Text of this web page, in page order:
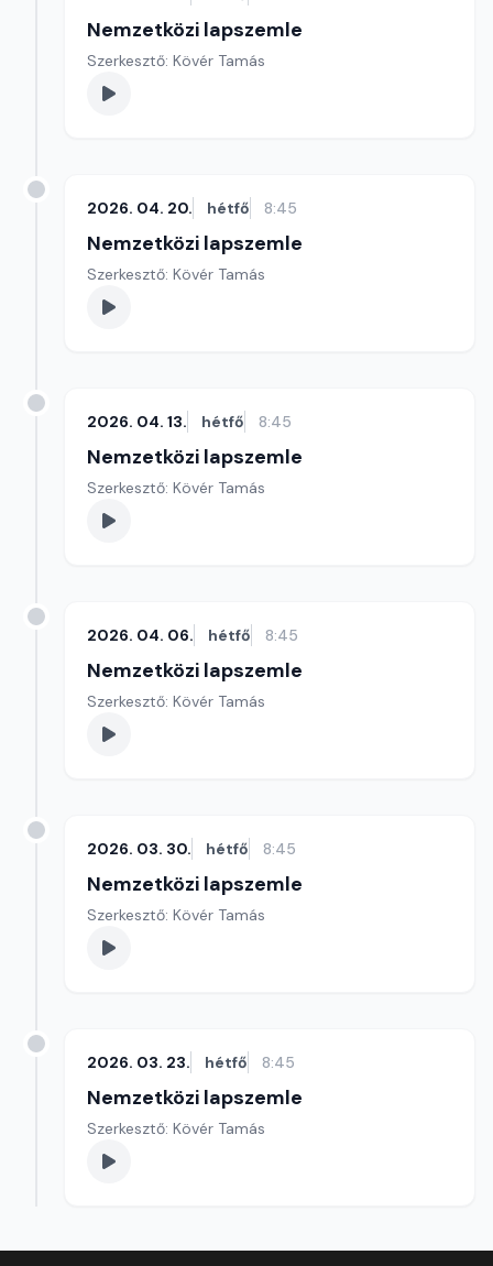
Nemzetközi lapszemle
Szerkesztő: Kövér Tamás
2026. 04. 20. hétfő 8:45
Nemzetközi lapszemle
Szerkesztő: Kövér Tamás
2026. 04. 13. hétfő 8:45
Nemzetközi lapszemle
Szerkesztő: Kövér Tamás
2026. 04. 06. hétfő 8:45
Nemzetközi lapszemle
Szerkesztő: Kövér Tamás
2026. 03. 30. hétfő 8:45
Nemzetközi lapszemle
Szerkesztő: Kövér Tamás
2026. 03. 23. hétfő 8:45
Nemzetközi lapszemle
Szerkesztő: Kövér Tamás